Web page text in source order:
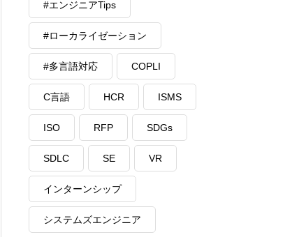
#エンジニアTips
#ローカライゼーション
#多言語対応 COPLI
C言語 HCR ISMS
ISO RFP SDGs
SDLC SE VR
インターンシップ
システムズエンジニア